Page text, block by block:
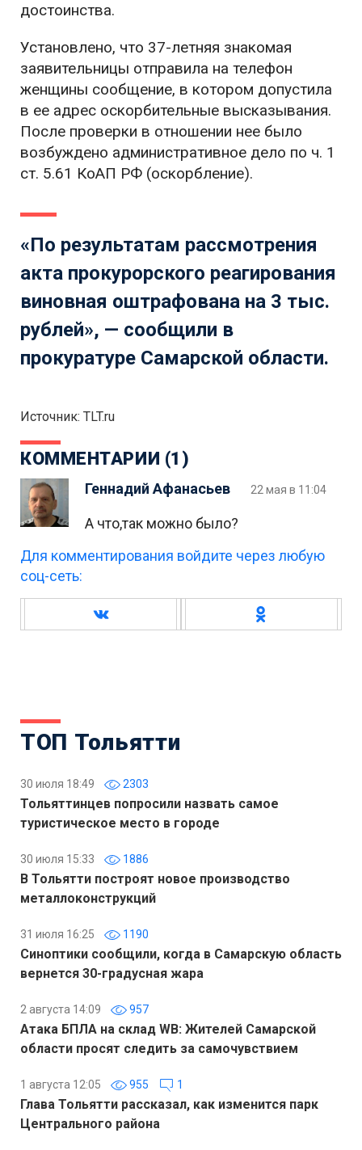
достоинства.
Установлено, что 37-летняя знакомая
заявительницы отправила на телефон
женщины сообщение, в котором допустила
в ее адрес оскорбительные высказывания.
После проверки в отношении нее было
возбуждено административное дело по ч. 1
ст. 5.61 КоАП РФ (оскорбление).
«По результатам рассмотрения
акта прокурорского реагирования
виновная оштрафована на 3 тыс.
рублей», — сообщили в
прокуратуре Самарской области.
Источник: TLT.ru
КОММЕНТАРИИ (1)
Геннадий Афанасьев 22 мая в 11:04
А что,так можно было?
Для комментирования войдите через любую
соц-сеть:
ТОП Тольятти
30 июля 18:49 2303
Тольяттинцев попросили назвать самое
туристическое место в городе
30 июля 15:33 1886
В Тольятти построят новое производство
металлоконструкций
31 июля 16:25 1190
Синоптики сообщили, когда в Самарскую область
вернется 30-градусная жара
2 августа 14:09 957
Атака БПЛА на склад WB: Жителей Самарской
области просят следить за самочувствием
1 августа 12:05 955 1
Глава Тольятти рассказал, как изменится парк
Центрального района